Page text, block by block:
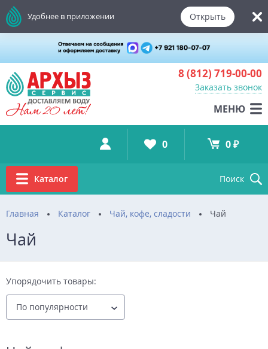
8 (812) 719-00-00
Заказать звонок
МЕНЮ
Удобнее в приложении Открыть
Каталог Поиск
0 0 ₽
Главная Каталог Чай, кофе, сладости Чай
Чай
Упорядочить товары: